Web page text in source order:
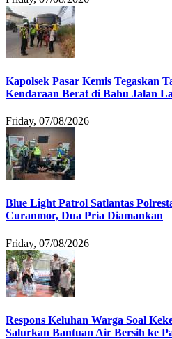
Kapolsek Pasar Kemis Tegaskan
Kendaraan Berat di Bahu Jalan
Friday, 07/08/2026
Blue Light Patrol Satlantas
Curanmor, Dua Pria Diamankan
Friday, 07/08/2026
Respons Keluhan Warga Soal
Salurkan Bantuan Air Bersih ke